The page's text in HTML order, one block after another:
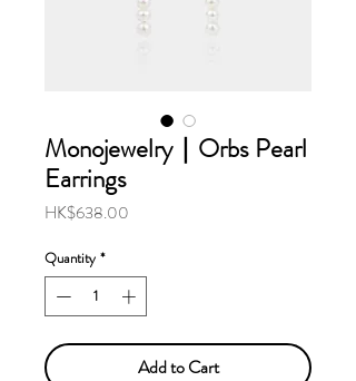
Monojewelry｜Orbs Pearl
Earrings
HK$638.00
Quantity *
Add to Cart